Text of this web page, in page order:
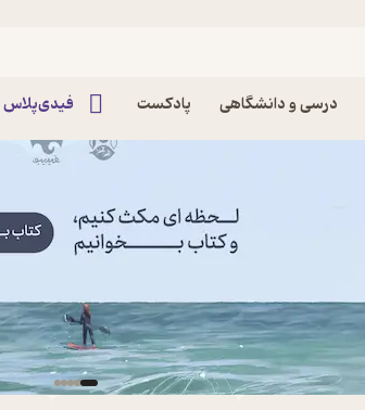
درسی و دانشگاهی پادکست فیدی‌پلاس